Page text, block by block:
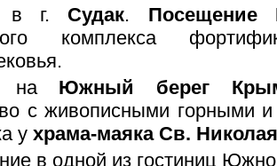
в г. Судак. Посещение
комплекса
на Южный берег
с живописными горными
у храма-маяка Св.
в одной из гостиниц